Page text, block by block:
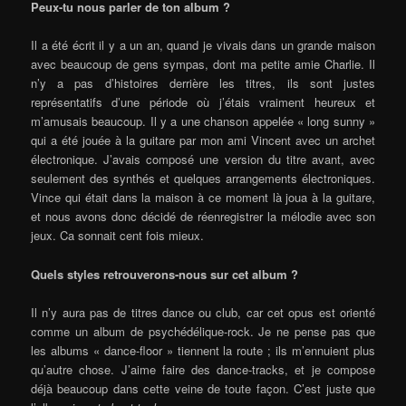
Peux-tu nous parler de ton album ?
Il a été écrit il y a un an, quand je vivais dans un grande maison
avec beaucoup de gens sympas, dont ma petite amie Charlie. Il
n’y a pas d’histoires derrière les titres, ils sont justes
représentatifs d’une période où j’étais vraiment heureux et
m’amusais beaucoup. Il y a une chanson appelée « long sunny »
qui a été jouée à la guitare par mon ami Vincent avec un archet
électronique. J’avais composé une version du titre avant, avec
seulement des synthés et quelques arrangements électroniques.
Vince qui était dans la maison à ce moment là joua à la guitare,
et nous avons donc décidé de réenregistrer la mélodie avec son
jeux. Ca sonnait cent fois mieux.
Quels styles retrouverons-nous sur cet album ?
Il n’y aura pas de titres dance ou club, car cet opus est orienté
comme un album de psychédélique-rock. Je ne pense pas que
les albums « dance-floor » tiennent la route ; ils m’ennuient plus
qu’autre chose. J’aime faire des dance-tracks, et je compose
déjà beaucoup dans cette veine de toute façon. C’est juste que